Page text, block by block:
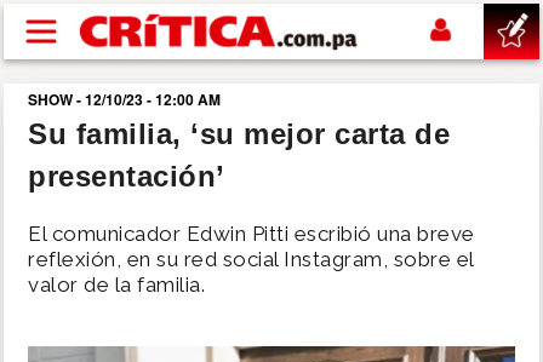
Pasar al contenido principal
buscar
SUCESOS
NACIONAL
SHOW - 12/10/23 - 12:00 AM
Su familia, ‘su mejor carta de
presentación’
El comunicador Edwin Pitti escribió una breve
reflexión, en su red social Instagram, sobre el
valor de la familia.